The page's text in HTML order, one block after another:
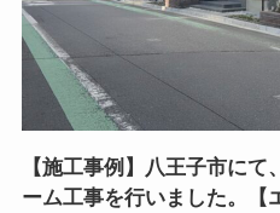
【施工事例】八王子市に
ーム工事を行いました。【